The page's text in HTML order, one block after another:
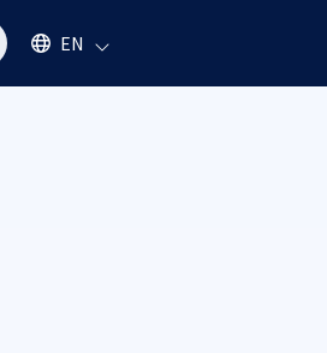
Select an available language
EN